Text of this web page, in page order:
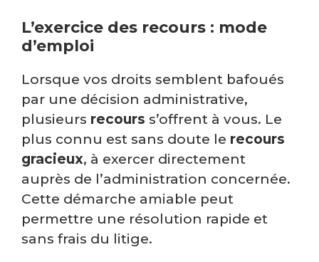
L’exercice des recours : mode
d’emploi
Lorsque vos droits semblent bafoués
par une décision administrative,
plusieurs recours s’offrent à vous. Le
plus connu est sans doute le recours
gracieux, à exercer directement
auprès de l’administration concernée.
Cette démarche amiable peut
permettre une résolution rapide et
sans frais du litige.